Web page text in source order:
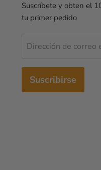
Suscríbete y obten el
tu primer pedido
Dirección de correo
Suscribirse